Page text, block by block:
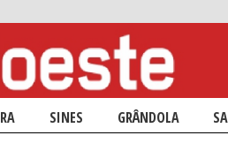
PRIMÁRIO
SECUNDÁRIO
SINES GRÂNDOLA